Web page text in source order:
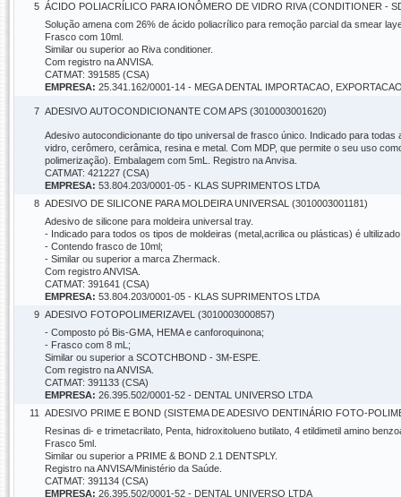
5 ÁCIDO POLIACRÍLICO PARA IONÔMERO DE VIDRO RIVA (CONDITIONER -
Solução amena com 26% de ácido poliacrílico para remoção parcial da smear
Frasco com 10ml.
Similar ou superior ao Riva conditioner.
Com registro na ANVISA.
CATMAT: 391585 (CSA)
EMPRESA: 25.341.162/0001-14 - MEGA DENTAL IMPORTACAO,
7 ADESIVO AUTOCONDICIONANTE COM APS (3010003001620)
Adesivo autocondicionante do tipo universal de frasco único. Indicado para
vidro, cerômero, cerâmica, resina e metal. Com MDP, que permite o seu uso
polimerização). Embalagem com 5mL. Registro na Anvisa.
CATMAT: 421227 (CSA)
EMPRESA: 53.804.203/0001-05 - KLAS SUPRIMENTOS LTDA
8 ADESIVO DE SILICONE PARA MOLDEIRA UNIVERSAL (3010003001181)
Adesivo de silicone para moldeira universal tray.
- Indicado para todos os tipos de moldeiras (metal,acrilica ou plásticas) é
- Contendo frasco de 10ml;
- Similar ou superior a marca Zhermack.
Com registro ANVISA.
CATMAT: 391641 (CSA)
EMPRESA: 53.804.203/0001-05 - KLAS SUPRIMENTOS LTDA
9 ADESIVO FOTOPOLIMERIZAVEL (3010003000857)
- Composto pó Bis-GMA, HEMA e canforoquinona;
- Frasco com 8 mL;
Similar ou superior a SCOTCHBOND - 3M-ESPE.
Com registro na ANVISA.
CATMAT: 391133 (CSA)
EMPRESA: 26.395.502/0001-52 - DENTAL UNIVERSO LTDA
11
ADESIVO PRIME E BOND (SISTEMA DE ADESIVO DENTINÁRIO FOTO-
Resinas di- e trimetacrilato, Penta, hidroxitolueno butilato, 4 etildimetil amino
Frasco 5ml.
Similar ou superior a PRIME & BOND 2.1 DENTSPLY.
Registro na ANVISA/Ministério da Saúde.
CATMAT: 391134 (CSA)
EMPRESA: 26.395.502/0001-52 - DENTAL UNIVERSO LTDA